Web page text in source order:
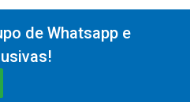
de Whatsapp e